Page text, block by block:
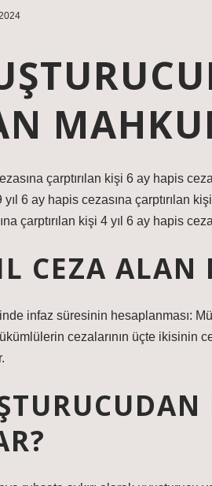
çarptırılan kişi 6 ay hapis
yıl 6 ay hapis cezasına çarptırılan
çarptırılan kişi 4 yıl 6 ay hapis
CEZA ALAN
infaz süresinin hesaplanması:
cezalarının üçte ikisinin